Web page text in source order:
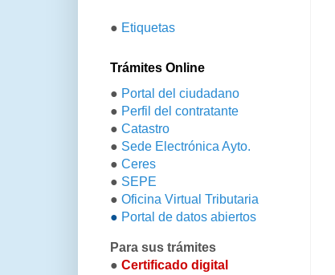
● Etiquetas
Trámites Online
● Portal del ciudadano
● Perfil del contratante
● Catastro
● Sede Electrónica Ayto.
● Ceres
● SEPE
● Oficina Virtual Tributaria
● Portal de datos abiertos
Para sus trámites
● Certificado digital